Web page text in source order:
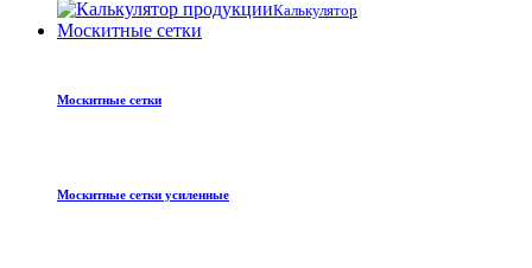
Калькулятор
Москитные сетки
Москитные сетки
Москитные сетки усиленные